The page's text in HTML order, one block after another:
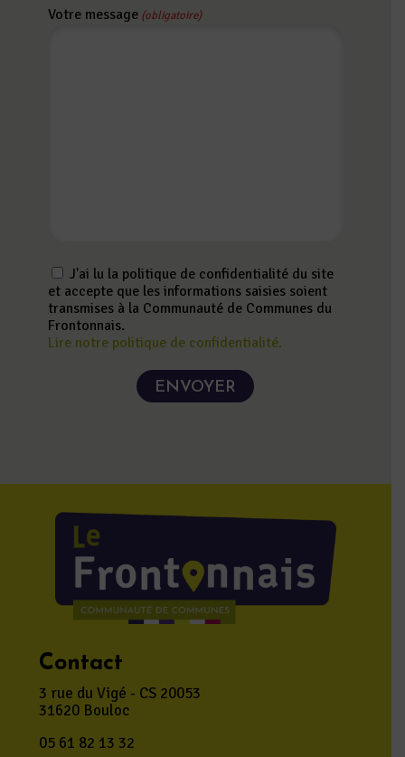
Votre message (obligatoire)
J'ai lu la politique de confidentialité du site
et accepte que les informations saisies soient
transmises à la Communauté de Communes du
Frontonnais.
Lire notre politique de confidentialité.
Contact
3 rue du Vigé - CS 20053
31620 Bouloc
05 61 82 13 32